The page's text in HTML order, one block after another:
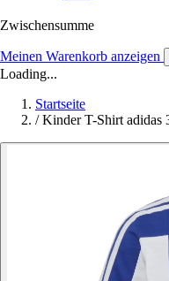
Zwischensumme
Meinen Warenkorb anzeigen
Loading...
Startseite
/ Kinder T-Shirt adidas